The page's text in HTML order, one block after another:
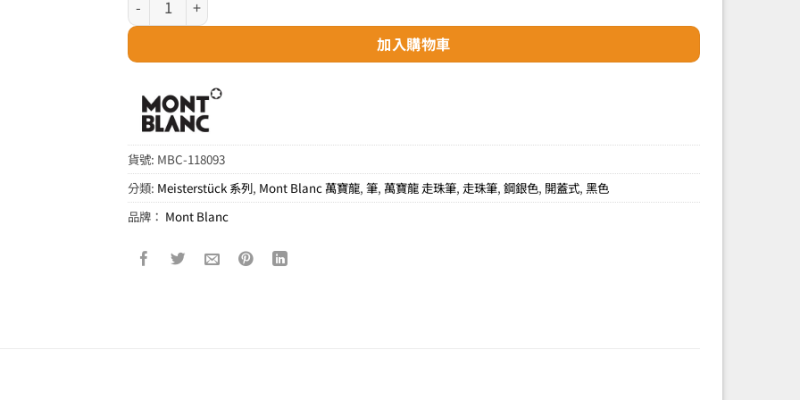
加入購物車
貨號: MBC-118093
分類: Meisterstück 系列, Mont Blanc 萬寶龍,筆,萬寶龍 走珠筆,走珠筆,鋼銀色, 開蓋式,黑色
品牌： Mont Blanc